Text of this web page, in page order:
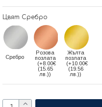
Цвят Сребро
Сребро
Розова
позлата
(+8.00€
(15.65
лв.))
Жълта
позлата
(+10.00€
(19.56
лв.))